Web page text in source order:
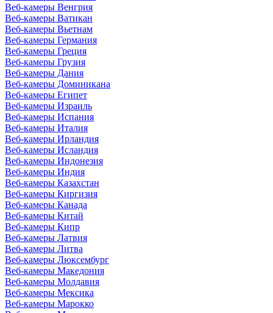
Веб-камеры Венгрия
Веб-камеры Ватикан
Веб-камеры Вьетнам
Веб-камеры Германия
Веб-камеры Греция
Веб-камеры Грузия
Веб-камеры Дания
Веб-камеры Доминикана
Веб-камеры Египет
Веб-камеры Израиль
Веб-камеры Испания
Веб-камеры Италия
Веб-камеры Ирландия
Веб-камеры Исландия
Веб-камеры Индонезия
Веб-камеры Индия
Веб-камеры Казахстан
Веб-камеры Киргизия
Веб-камеры Канада
Веб-камеры Китай
Веб-камеры Кипр
Веб-камеры Латвия
Веб-камеры Литва
Веб-камеры Люксембург
Веб-камеры Македония
Веб-камеры Молдавия
Веб-камеры Мексика
Веб-камеры Марокко